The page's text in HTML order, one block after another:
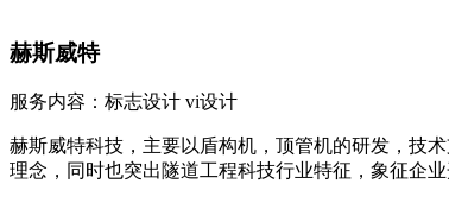
赫斯威特
服务内容：标志设计 vi设计
赫斯威特科技，主要以盾构机，顶管机的研发，技
理念，同时也突出隧道工程科技行业特征，象征企